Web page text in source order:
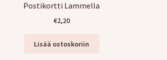
Postikortti Lammella
€2,20
Lisää ostoskoriin